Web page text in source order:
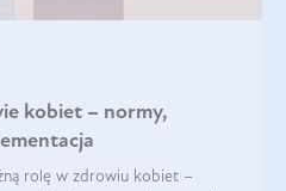
kobiet – normy,
rolę w zdrowiu kobiet –